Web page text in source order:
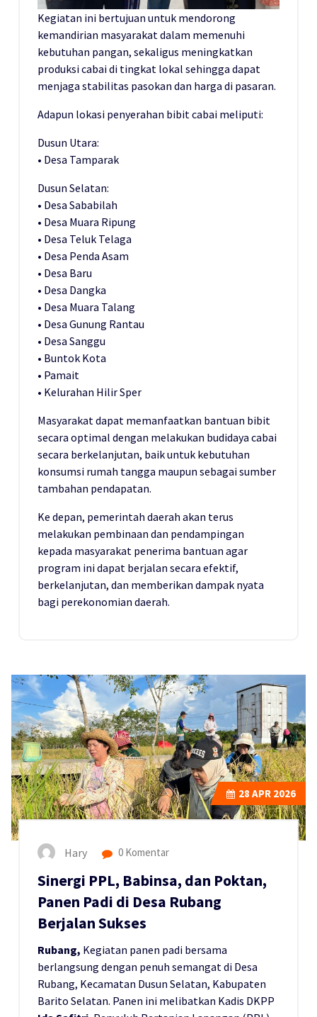
Kegiatan ini bertujuan untuk mendorong
kemandirian masyarakat dalam memenuhi
kebutuhan pangan, sekaligus meningkatkan
produksi cabai di tingkat lokal sehingga dapat
menjaga stabilitas pasokan dan harga di pasaran.
Adapun lokasi penyerahan bibit cabai meliputi:
Dusun Utara:
• Desa Tamparak
Dusun Selatan:
• Desa Sababilah
• Desa Muara Ripung
• Desa Teluk Telaga
• Desa Penda Asam
• Desa Baru
• Desa Dangka
• Desa Muara Talang
• Desa Gunung Rantau
• Desa Sanggu
• Buntok Kota
• Pamait
• Kelurahan Hilir Sper
Masyarakat dapat memanfaatkan bantuan bibit
secara optimal dengan melakukan budidaya cabai
secara berkelanjutan, baik untuk kebutuhan
konsumsi rumah tangga maupun sebagai sumber
tambahan pendapatan.
Ke depan, pemerintah daerah akan terus
melakukan pembinaan dan pendampingan
kepada masyarakat penerima bantuan agar
program ini dapat berjalan secara efektif,
berkelanjutan, dan memberikan dampak nyata
bagi perekonomian daerah.
28 APR 2026
Hary 0 Komentar
Sinergi PPL, Babinsa, dan Poktan,
Panen Padi di Desa Rubang
Berjalan Sukses
Rubang, Kegiatan panen padi bersama
berlangsung dengan penuh semangat di Desa
Rubang, Kecamatan Dusun Selatan, Kabupaten
Barito Selatan. Panen ini melibatkan Kadis DKPP